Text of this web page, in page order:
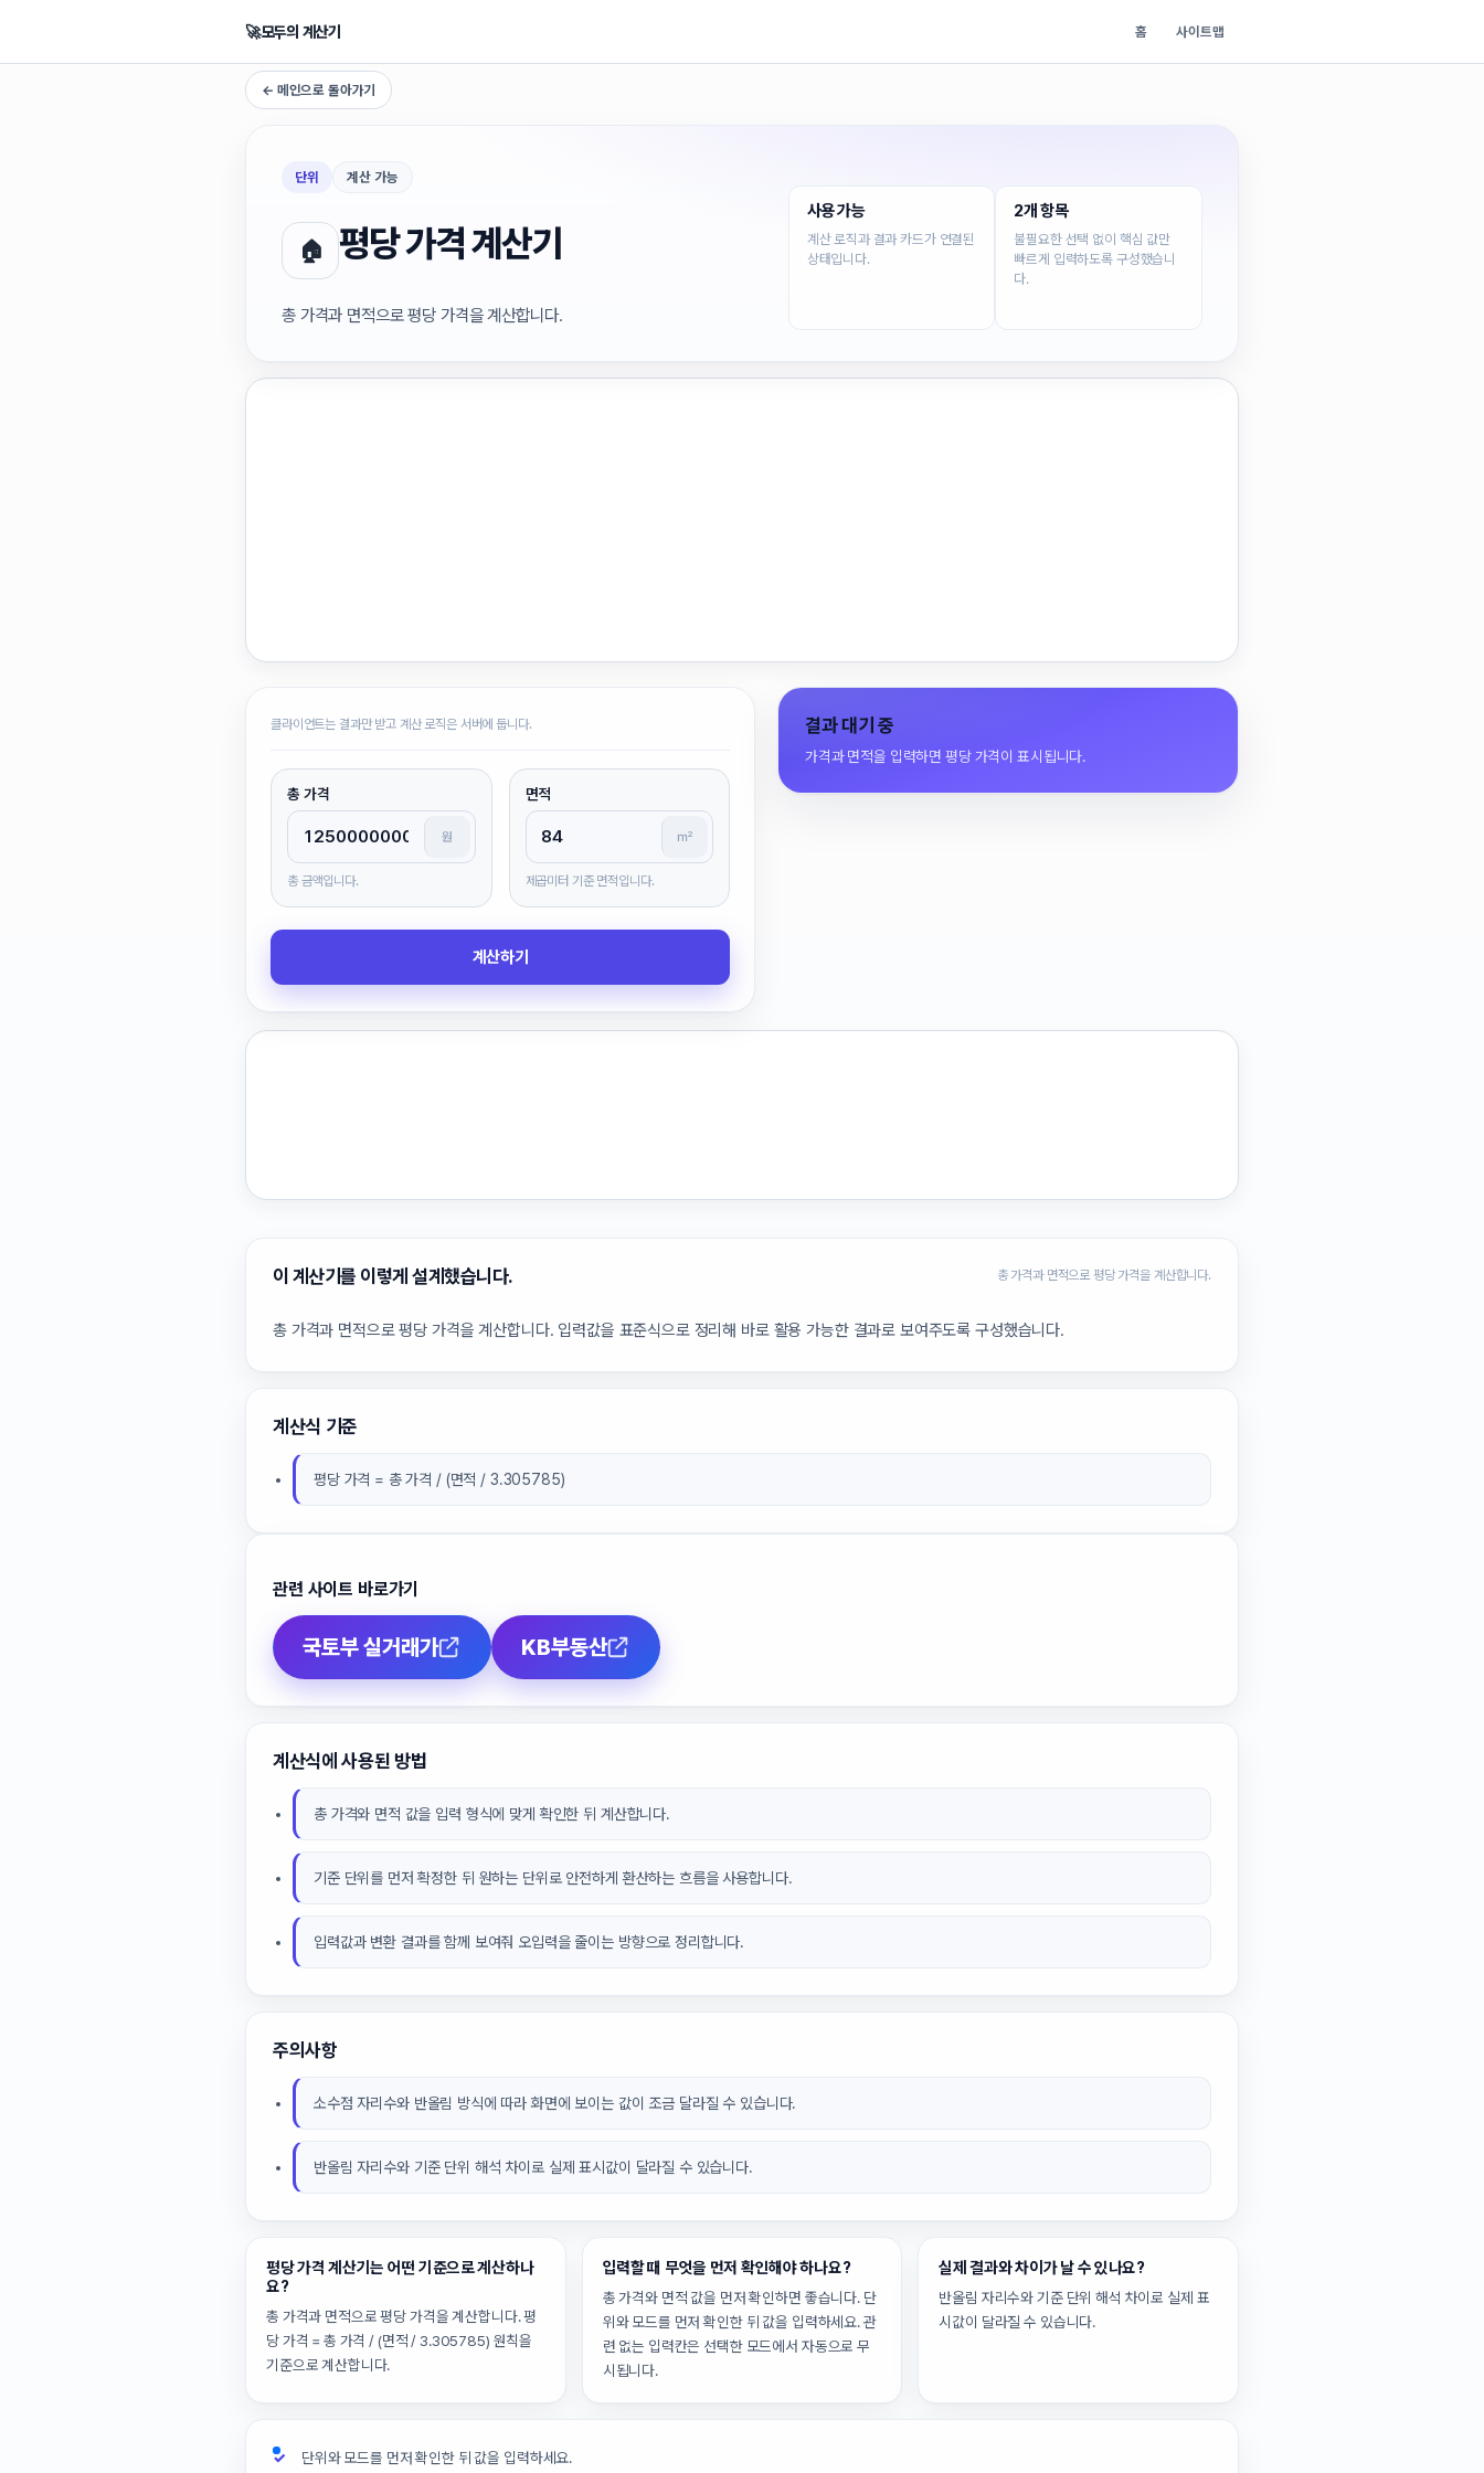
🚀모두의 계산기 홈 사이트맵
← 메인으로 돌아가기
단위 계산 가능
🏠 평당 가격 계산기
총 가격과 면적으로 평당 가격을 계산합니다.
사용 가능
계산 로직과 결과 카드가 연결된
상태입니다.
2개 항목
불필요한 선택 없이 핵심 값만
빠르게 입력하도록 구성했습니
다.
클라이언트는 결과만 받고 계산 로직은 서버에 둡니다.
총 가격
원
총 금액입니다.
면적
㎡
제곱미터 기준 면적입니다.
계산하기
결과 대기 중
가격과 면적을 입력하면 평당 가격이 표시됩니다.
이 계산기를 이렇게 설계했습니다. 총 가격과 면적으로 평당 가격을 계산합니다.
총 가격과 면적으로 평당 가격을 계산합니다. 입력값을 표준식으로 정리해 바로 활용 가능한 결과로 보여주도록 구성했습니다.
계산식 기준
평당 가격 = 총 가격 / (면적 / 3.305785)
관련 사이트 바로가기
국토부 실거래가 KB부동산
계산식에 사용된 방법
총 가격와 면적 값을 입력 형식에 맞게 확인한 뒤 계산합니다.
기준 단위를 먼저 확정한 뒤 원하는 단위로 안전하게 환산하는 흐름을 사용합니다.
입력값과 변환 결과를 함께 보여줘 오입력을 줄이는 방향으로 정리합니다.
주의사항
소수점 자리수와 반올림 방식에 따라 화면에 보이는 값이 조금 달라질 수 있습니다.
반올림 자리수와 기준 단위 해석 차이로 실제 표시값이 달라질 수 있습니다.
평당 가격 계산기는 어떤 기준으로 계산하나
요?
총 가격과 면적으로 평당 가격을 계산합니다. 평
당 가격 = 총 가격 / (면적 / 3.305785) 원칙을
기준으로 계산합니다.
입력할 때 무엇을 먼저 확인해야 하나요?
총 가격와 면적 값을 먼저 확인하면 좋습니다. 단
위와 모드를 먼저 확인한 뒤 값을 입력하세요. 관
련 없는 입력칸은 선택한 모드에서 자동으로 무
시됩니다.
실제 결과와 차이가 날 수 있나요?
반올림 자리수와 기준 단위 해석 차이로 실제 표
시값이 달라질 수 있습니다.
단위와 모드를 먼저 확인한 뒤 값을 입력하세요.